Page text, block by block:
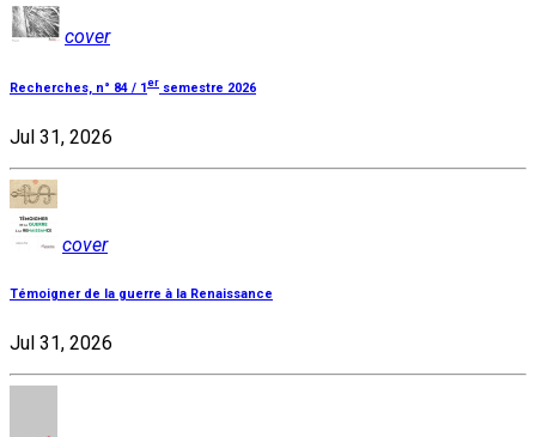
cover
Recherches, n° 84 / 1 er semestre 2026
Jul 31, 2026
cover
Témoigner de la guerre à la Renaissance
Jul 31, 2026